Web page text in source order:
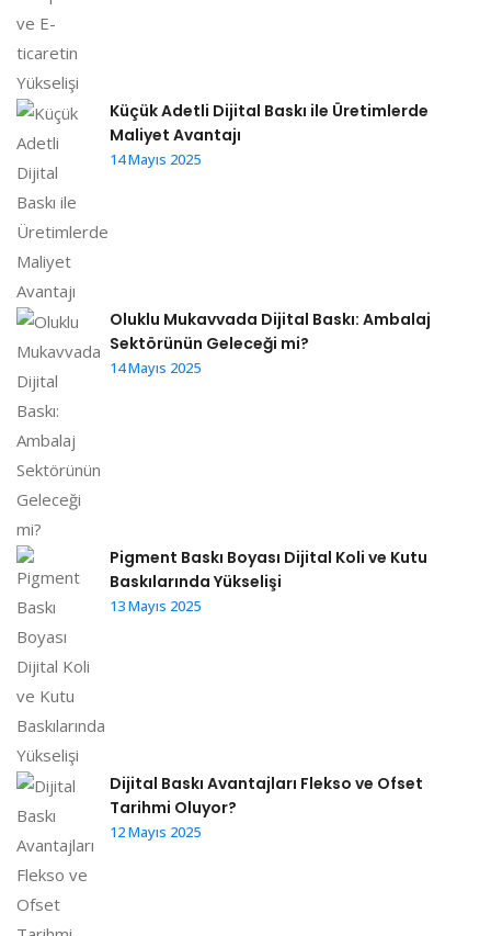
Küçük Adetli Dijital Baskı ile Üretimlerde
Maliyet Avantajı
14 Mayıs 2025
Oluklu Mukavvada Dijital Baskı: Ambalaj
Sektörünün Geleceği mi?
14 Mayıs 2025
Pigment Baskı Boyası Dijital Koli ve Kutu
Baskılarında Yükselişi
13 Mayıs 2025
Dijital Baskı Avantajları Flekso ve Ofset
Tarihmi Oluyor?
12 Mayıs 2025